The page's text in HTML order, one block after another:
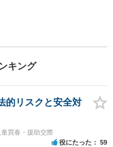
を！その場
す。
キング
的リスクと安全対
童買春・援助交際
役にたった 59